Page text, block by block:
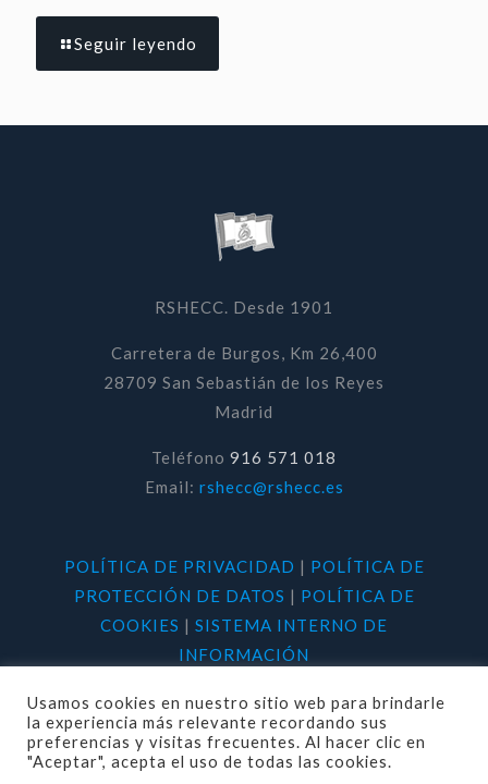
Seguir leyendo
RSHECC. Desde 1901
Carretera de Burgos, Km 26,400
28709 San Sebastián de los Reyes
Madrid
Teléfono 916 571 018
Email: rshecc@rshecc.es
POLÍTICA DE PRIVACIDAD | POLÍTICA DE
PROTECCIÓN DE DATOS | POLÍTICA DE
COOKIES | SISTEMA INTERNO DE
INFORMACIÓN
Usamos cookies en nuestro sitio web para brindarle
la experiencia más relevante recordando sus
preferencias y visitas frecuentes. Al hacer clic en
"Aceptar", acepta el uso de todas las cookies.